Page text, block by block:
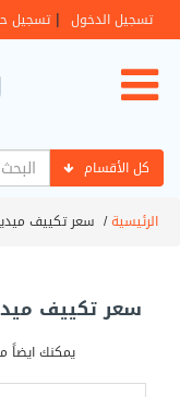
تسجيل الدخول | تسجيل
كل الأقسام
الرئيسية/ سعر تكييف ميديا 3
سعر تكييف ميديا 3
يمكنك ايضاً